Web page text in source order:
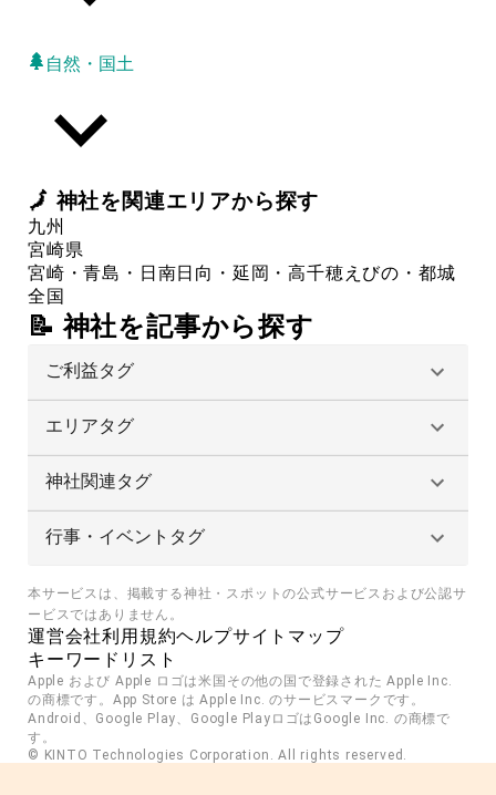
自然・国土
🗾神社を関連エリアから探す
九州
宮崎県
宮崎・青島・日南日向・延岡・高千穂 えびの・都城
全国
📝 神社を記事から探す
ご利益タグ
エリアタグ
神社関連タグ
行事・イベントタグ
本サービスは、掲載する神社・スポットの公式サービスおよび公認サ
ービスではありません。
運営会社利用規約ヘルプサイトマップ
キーワードリスト
Apple および Apple ロゴは米国その他の国で登録された Apple Inc.
の商標です。App Store は Apple Inc. のサービスマークです。
Android、Google Play、Google PlayロゴはGoogle Inc. の商標で
す。
© KINTO Technologies Corporation. All rights reserved.